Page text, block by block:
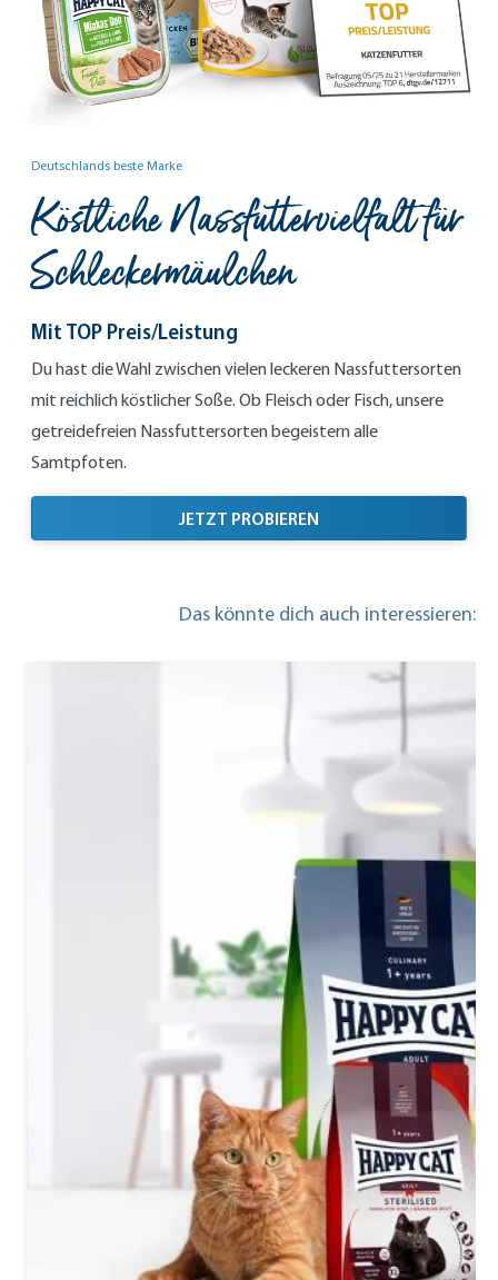
Deutschlands beste Marke
Köstliche Nassfuttervielfalt für
Schleckermäulchen
Mit TOP Preis/Leistung
Du hast die Wahl zwischen vielen leckeren Nassfuttersorten
mit reichlich köstlicher Soße. Ob Fleisch oder Fisch, unsere
getreidefreien Nassfuttersorten begeistern alle
Samtpfoten.
JETZT PROBIEREN
Das könnte dich auch interessieren: